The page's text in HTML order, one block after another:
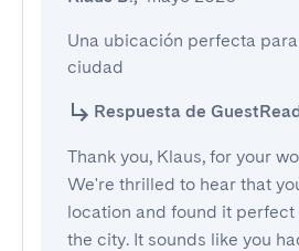
Una ubicación perfecta
ciudad
Respuesta de
Thank you, Klaus, for your
We're thrilled to hear that
location and found it
the city. It sounds like you